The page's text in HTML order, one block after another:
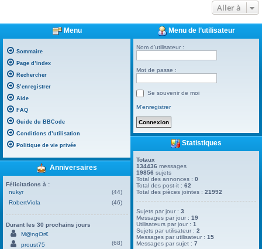
Aller à
Menu
Sommaire
Page d’index
Rechercher
S’enregistrer
Aide
FAQ
Guide du BBCode
Conditions d’utilisation
Politique de vie privée
Anniversaires
Félicitations à :
nukyr
(44)
RobertViola
(46)
Durant les 30 prochains jours
M@ngOr€
proust75
(68)
Menu de l’utilisateur
Nom d’utilisateur :
Mot de passe :
Se souvenir de moi
M’enregistrer
Statistiques
Totaux
134436 messages
19856 sujets
Total des annonces :0
Total des post-it :62
Total des pièces jointes :21992
Sujets par jour :3
Messages par jour :19
Utilisateurs par jour :1
Sujets par utilisateur :2
Messages par utilisateur :15
Messages par sujet :7